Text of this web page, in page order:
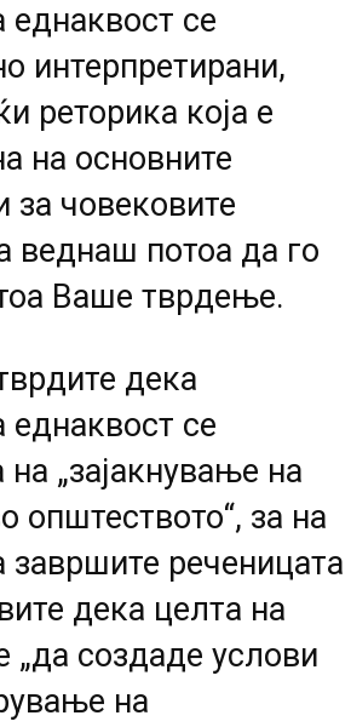
еднаквост се
интерпретирани,
реторика која е
на основните
за човековите
веднаш потоа да го
Ваше тврдење.
дека
еднаквост се
на „зајакнување на
општеството“, за на
завршите реченицата
дека целта на
„да создаде услови
на